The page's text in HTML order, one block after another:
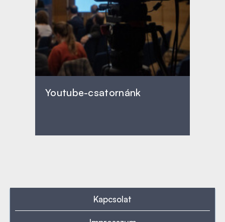
Youtube-csatornánk
Kapcsolat